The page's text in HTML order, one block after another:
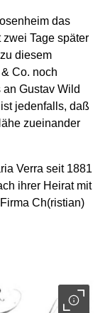
das
Tage später
diesem
Co. noch
Gustav Wild
jedenfalls, daß
zueinander
Verra seit 1881
ihrer Heirat mit
Ch(ristian)